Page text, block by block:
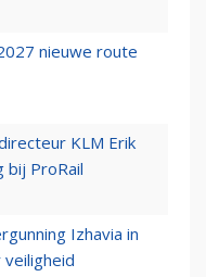
nieuwe route
KLM Erik
bij ProRail
Izhavia in